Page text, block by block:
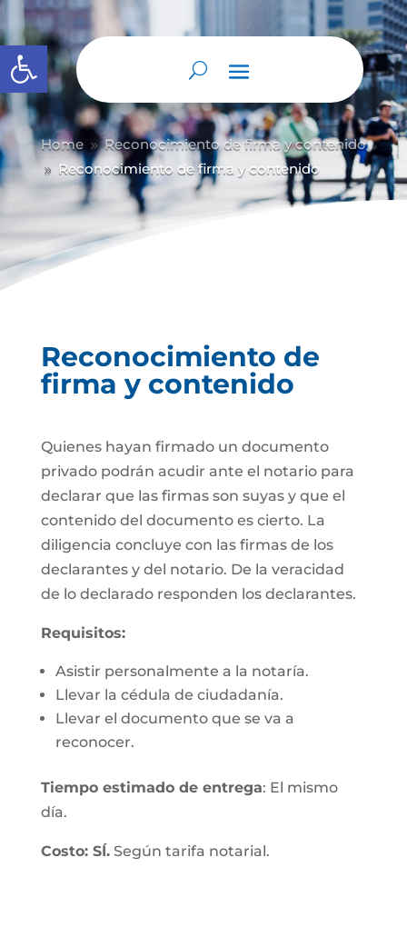
Abrir barra de herramientas
Home 9 Reconocimiento de firma y contenido
9 Reconocimiento de firma y contenido
Reconocimiento de
firma y contenido
Quienes hayan firmado un documento
privado podrán acudir ante el notario para
declarar que las firmas son suyas y que el
contenido del documento es cierto. La
diligencia concluye con las firmas de los
declarantes y del notario. De la veracidad
de lo declarado responden los declarantes.
Requisitos:
Asistir personalmente a la notaría.
Llevar la cédula de ciudadanía.
Llevar el documento que se va a
reconocer.
Tiempo estimado de entrega: El mismo
día.
Costo: SÍ.Según tarifa notarial.